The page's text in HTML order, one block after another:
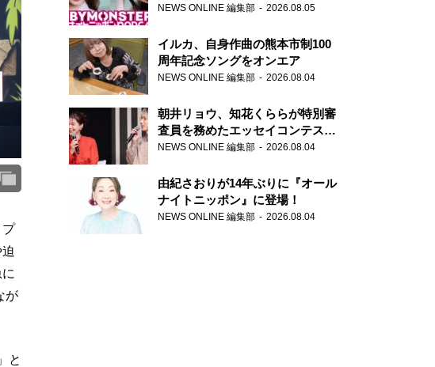
プ
が
と
トニッポンPODCAST』月替わり
NEWS ONLINE 編集部 2026.08.05
イルカ、自身作曲の熊本市制100
周年記念ソングをオンエア
NEWS ONLINE 編集部 2026.08.04
朝井リョウ、知花くららが特別審
査員を務めたエッセイコンテスト
の特別番組「#いまあなたに伝え
NEWS ONLINE 編集部 2026.08.04
由紀さおりが14年ぶりに『オール
ナイトニッポン』に登場！
NEWS ONLINE 編集部 2026.08.04